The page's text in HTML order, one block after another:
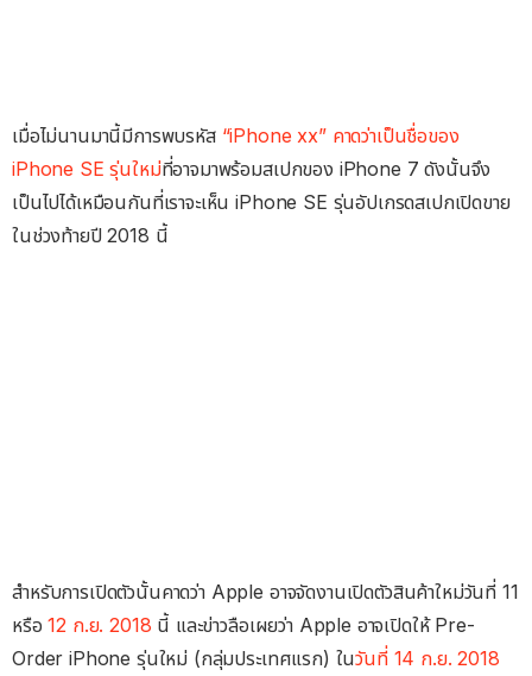
เมื่อไม่นานมานี้มีการพบรหัส“iPhone xx” คาดว่าเป็นชื่อของ
iPhone SE รุ่นใหม่ที่อาจมาพร้อมสเปกของ iPhone 7 ดังนั้นจึง
เป็นไปได้เหมือนกันที่เราจะเห็น iPhone SE รุ่นอัปเกรดสเปกเปิดขาย
ในช่วงท้ายปี 2018 นี้
สำหรับการเปิดตัวนั้นคาดว่า Apple อาจจัดงานเปิดตัวสินค้าใหม่วันที่ 11
หรือ12 ก.ย. 2018 นี้ และข่าวลือเผยว่า Apple อาจเปิดให้ Pre-
Order iPhone รุ่นใหม่ (กลุ่มประเทศแรก) ในวันที่ 14 ก.ย. 2018